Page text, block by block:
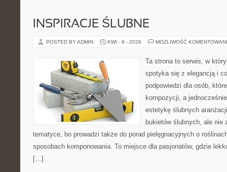
INSPIRACJE ŚLUBNE
POSTED BY ADMIN KWI - 8 - 2026 MOŻLIWOŚĆ
Ta strona to serwis, w
spotyka się z elegancją i
podpowiedzi dla osób,
kompozycji, a
estetykę ślubnych
bukietów ślubnych, ale nie
tematyce, bo prowadzi także do porad pielęgnacyjnych o
sposobach komponowania. To miejsce dla pasjonatów, gdzie
[…]